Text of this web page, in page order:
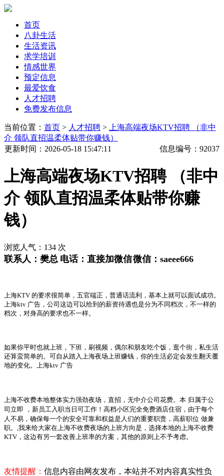
首页
八卦生活
生活资讯
求学培训
情感世界
预定信息
最爱饮食
人才招聘
免费发布信息
当前位置： 首页 > 人才招聘 >
上海高端夜场KTV招聘 （非中
介 领队直招温柔体贴带你赚钱）
更新时间 ：2026-05-18 15:47:11 信息编号： 92037
上海高端夜场KTV招聘 （非中
介 领队直招温柔体贴带你赚
钱）
浏览人气： 134 次
联系人： 樊总 电话： 直接加微信微信： saeee666
上海KTV 的要求很简单，五官端正，普通话流利，基本上就可以面试成功。
上海ktv 广告，公司这边可以给到的薪资待遇也是分为不同档次，不一样的
档次，对身高的要求也不一样。
如果你平时也就上班，下班，刷视频，偶尔和朋友吃个饭，逛个街，私生活
还算蛮简单的。可自从踏入上海夜场上班赚钱，你的生活必定会发生翻天覆
地的变化。上海ktv 广告
上海不收费本地整体实力强劲夜场，直招，无中介公司花费。本 归属于公
司立即
，新员工入职当日可工作！高档小区完全免费酒店住宿，由于每个
人不易，确保每一个的安全可靠和权益是人们的重要职责，高薪职位 做兼
职。
我来给大家在上海不收费夜场的上班方向是，选择本地的上海不收费
KTV ，这边有另一套改善上班率的方案，其他的原则上不予考虑。
友情提醒： 信息内容由网友发布，本站并不对内容真实性负